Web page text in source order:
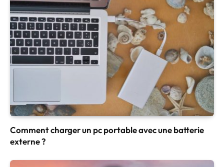
Comment charger un pc portable avec une batterie
externe ?